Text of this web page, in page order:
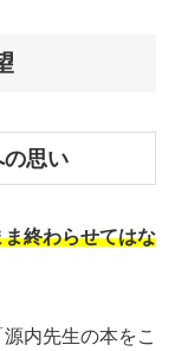
思い
終わらせてはな
内先生の本をこ